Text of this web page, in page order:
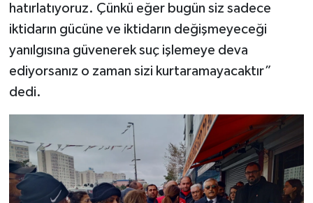
hatırlatıyoruz. Çünkü eğer bugün siz sadece
iktidarın gücüne ve iktidarın değişmeyeceği
yanılgısına güvenerek suç işlemeye deva
ediyorsanız o zaman sizi kurtaramayacaktır”
dedi.